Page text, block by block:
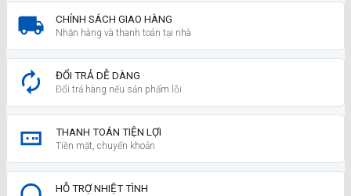
CHÍNH SÁCH GIAO HÀNG
Nhận hàng và thanh toán tại nhà
ĐỔI TRẢ DỄ DÀNG
Đổi trả hàng nếu sản phẩm lỗi
THANH TOÁN TIỆN LỢI
Tiền mặt, chuyển khoản
HỖ TRỢ NHIỆT TÌNH